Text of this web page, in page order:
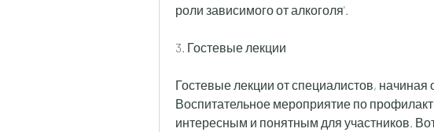
роли зависимого от алкоголя'.
3. Гостевые лекции
Гостевые лекции от специалистов, начиная
Воспитательное мероприятие по
интересным и понятным для участников.